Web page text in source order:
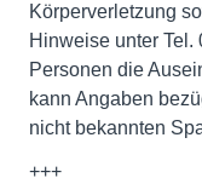
Körperverletzung
Hinweise unter
Personen die
kann Angaben
nicht bekannten
+++